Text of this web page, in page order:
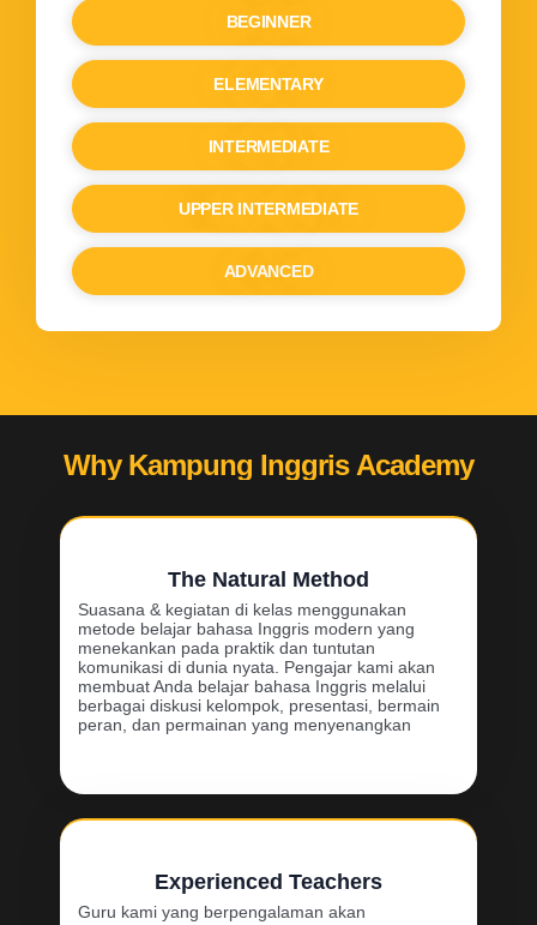
BEGINNER
ELEMENTARY
INTERMEDIATE
UPPER INTERMEDIATE
ADVANCED
Why Kampung Inggris Academy
The Natural Method
Suasana & kegiatan di kelas menggunakan
metode belajar bahasa Inggris modern yang
menekankan pada praktik dan tuntutan
komunikasi di dunia nyata. Pengajar kami akan
membuat Anda belajar bahasa Inggris melalui
berbagai diskusi kelompok, presentasi, bermain
peran, dan permainan yang menyenangkan
Experienced Teachers
Guru kami yang berpengalaman akan